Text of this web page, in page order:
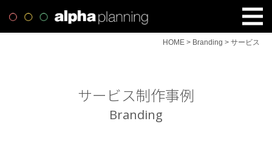
HOME > Branding > サービス
サービス制作事例
Branding